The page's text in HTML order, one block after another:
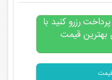
رزرو کنید با
قیمت